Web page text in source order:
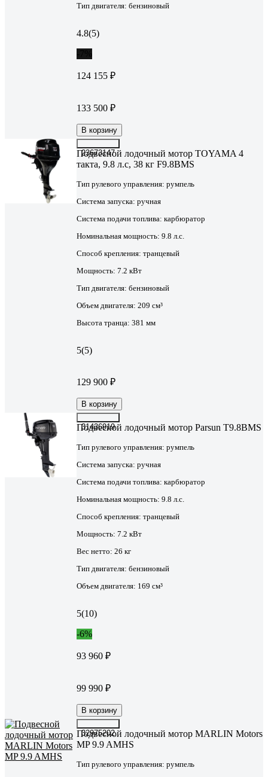
Тип двигателя: бензиновый
4.8(5)
124 155 ₽
133 500 ₽
В корзину
23673147
Подвесной лодочный мотор TOYAMA 4
такта, 9.8 л.с, 38 кг F9.8BMS
Тип рулевого управления: румпель
Система запуска: ручная
Система подачи топлива: карбюратор
Номинальная мощность: 9.8 л.с.
Способ крепления: транцевый
Мощность: 7.2 кВт
Тип двигателя: бензиновый
Объем двигателя: 209 см³
Высота транца: 381 мм
5(5)
129 900 ₽
В корзину
31436919
Подвесной лодочный мотор Parsun T9.8BMS
Тип рулевого управления: румпель
Система запуска: ручная
Система подачи топлива: карбюратор
Номинальная мощность: 9.8 л.с.
Способ крепления: транцевый
Мощность: 7.2 кВт
Вес нетто: 26 кг
Тип двигателя: бензиновый
Объем двигателя: 169 см³
5(10)
-6%
93 960 ₽
99 990 ₽
В корзину
32975202
Подвесной лодочный мотор MARLIN Motors
MP 9.9 AMHS
Тип рулевого управления: румпель